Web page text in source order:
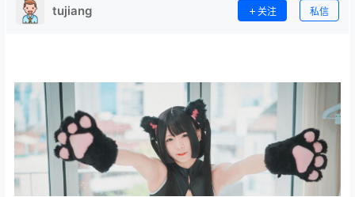
tujiang 关注 私信